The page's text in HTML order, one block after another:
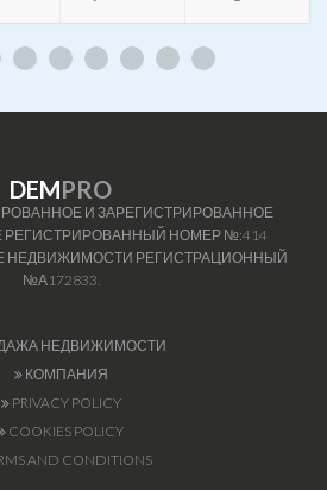
DEMPRO
И ЗАРЕГИСТРИРОВАННОЕ
РЕГИСТРИРОВАННЫЙ НОМЕР №:414
НЕДВИЖИМОСТИ РЕГИСТРАЦИОННЫЙ
№А172833.
НЕДВИЖИМОСТИ
КОМПАНИЯ
PRIVACY POLICY
COOKIES POLICY
AND CONDITIONS